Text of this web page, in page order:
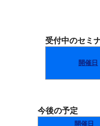
受付中のセミ
開催日
今後の予定
開催日